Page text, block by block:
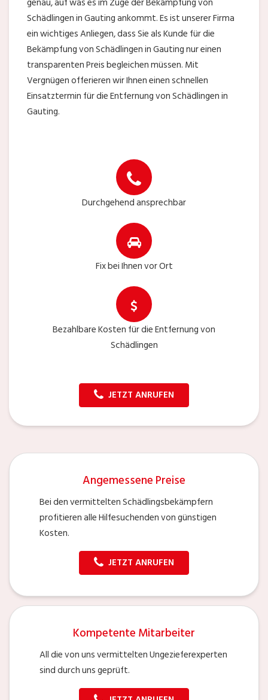
Schädlingen in Gauting ankommt. Es ist unserer Firma
ein wichtiges Anliegen, dass Sie als Kunde für die
Bekämpfung von Schädlingen in Gauting nur einen
transparenten Preis begleichen müssen. Mit
Vergnügen offerieren wir Ihnen einen schnellen
Einsatztermin für die Entfernung von Schädlingen in
Gauting.
Durchgehend ansprechbar
Fix bei Ihnen vor Ort
Bezahlbare Kosten für die Entfernung von
Schädlingen
JETZT ANRUFEN
Angemessene Preise
Bei den vermittelten Schädlingsbekämpfern
profitieren alle Hilfesuchenden von günstigen
Kosten.
JETZT ANRUFEN
Kompetente Mitarbeiter
All die von uns vermittelten Ungezieferexperten
sind durch uns geprüft.